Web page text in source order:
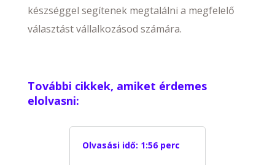
készséggel segítenek megtalálni a megfelelő
választást vállalkozásod számára.
További cikkek, amiket érdemes
elolvasni:
Olvasási idő: 1:56 perc